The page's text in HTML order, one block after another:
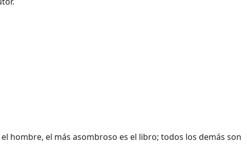
hombre, el más asombroso es el libro; todos los demás son